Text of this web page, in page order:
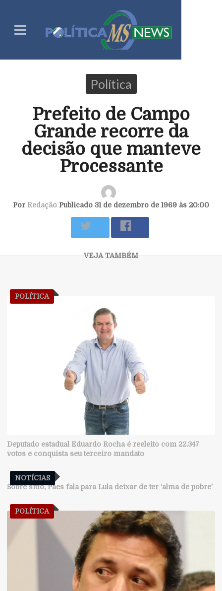
Política
Prefeito de Campo
Grande recorre da
decisão que manteve
Processante
Por Redação Publicado 31 de dezembro de 1969 às 20:00
POLÍTICA
Deputado estadual Eduardo Rocha é reeleito com 22.347
votos e conquista seu terceiro mandato
NOTÍCIAS
Sobre sítio, Paes fala para Lula deixar de ter ‘alma de pobre’
POLÍTICA